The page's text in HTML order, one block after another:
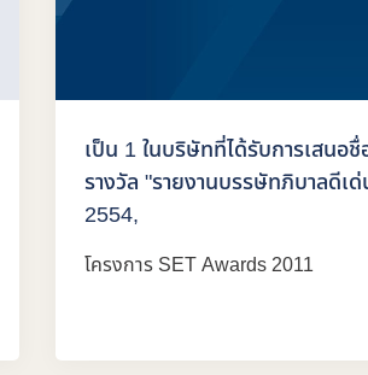
เป็น 1 ในบริษัทที่ได้รับการเสนอชื่
รางวัล "รายงานบรรษัทภิบาลดีเ
2554,
โครงการ SET Awards 2011